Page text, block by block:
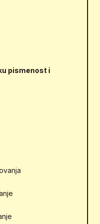
pismenost i